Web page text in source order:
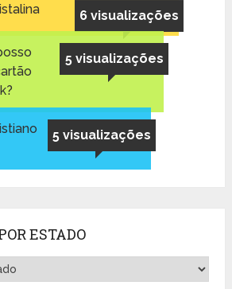
6 visualizações
5 visualizações
5 visualizações
ESTADO